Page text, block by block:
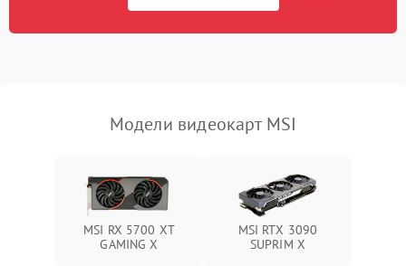
Программные сбои
Модели видеокарт MSI
MSI RX 5700 XT
GAMING X
MSI RTX 3090
SUPRIM X